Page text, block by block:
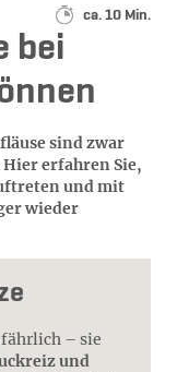
Lesedauer:
ca. 10 Min.
bei
sind zwar
erfahren Sie,
und mit
wieder
– sie
und